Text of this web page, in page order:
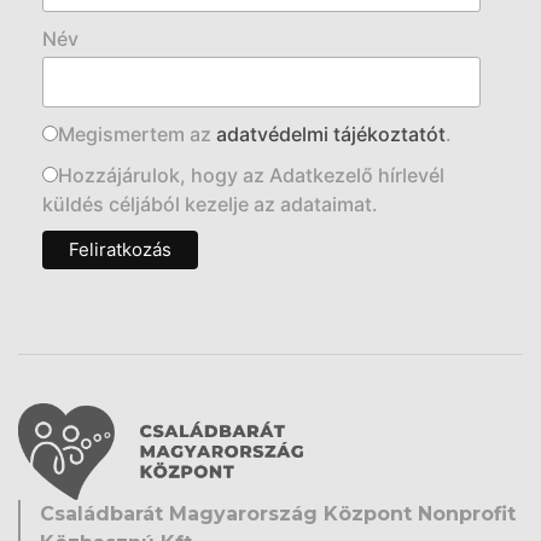
Név
Megismertem az adatvédelmi tájékoztatót.
Hozzájárulok, hogy az Adatkezelő hírlevél
küldés céljából kezelje az adataimat.
Családbarát Magyarország Központ Nonprofit